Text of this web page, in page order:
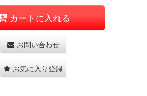
カートに入れる
お問い合わせ
お気に入り登録